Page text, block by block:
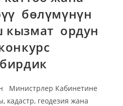
бөлүмүнүн
ордун
Министрлер Кабинетине
кадастр, геодезия жана